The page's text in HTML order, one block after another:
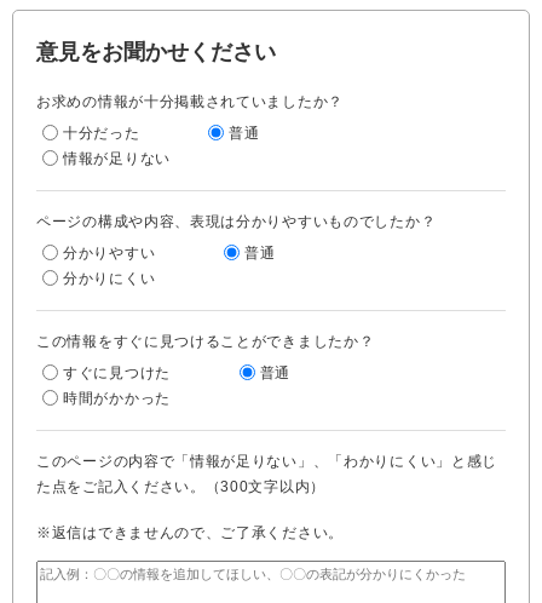
意見をお聞かせください
お求めの情報が十分掲載されていましたか？
十分だった
普通
情報が足りない
ページの構成や内容、表現は分かりやすいものでしたか？
分かりやすい
普通
分かりにくい
この情報をすぐに見つけることができましたか？
すぐに見つけた
普通
時間がかかった
このページの内容で「情報が足りない」、「わかりにくい」と感じ
た点をご記入ください。（300文字以内）
※返信はできませんので、ご了承ください。